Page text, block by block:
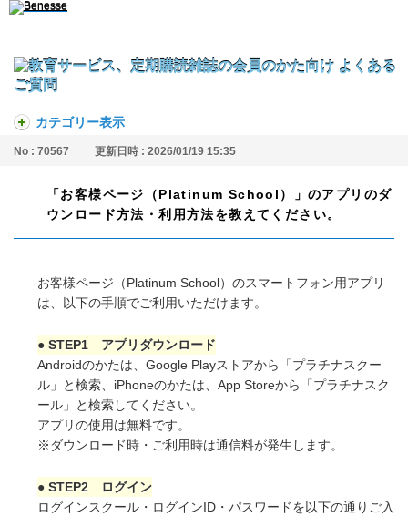
カテゴリー表示
No : 70567 更新日時 : 2026/01/19 15:35
「お客様ページ（Platinum School）」のアプリのダ
ウンロード方法・利用方法を教えてください。
お客様ページ（Platinum School）のスマートフォン用アプリ
は、以下の手順でご利用いただけます。
● STEP1 アプリダウンロード
Androidのかたは、Google Playストアから「プラチナスクー
ル」と検索、iPhoneのかたは、App Storeから「プラチナスク
ール」と検索してください。
アプリの使用は無料です。
※ダウンロード時・ご利用時は通信料が発生します。
● STEP2 ログイン
ログインスクール・ログインID・パスワードを以下の通りご入